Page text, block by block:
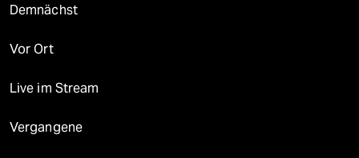
Demnächst
Vor Ort
Live im Stream
Vergangene